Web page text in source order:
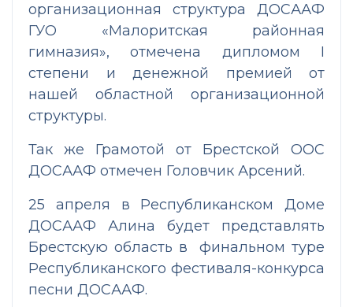
организационная структура ДОСААФ
ГУО «Малоритская районная
гимназия», отмечена дипломом I
степени и денежной премией от
нашей областной организационной
структуры.
Так же Грамотой от Брестской ООС
ДОСААФ отмечен Головчик Арсений.
25 апреля в Республиканском Доме
ДОСААФ Алина будет представлять
Брестскую область в финальном туре
Республиканского фестиваля-конкурса
песни ДОСААФ.